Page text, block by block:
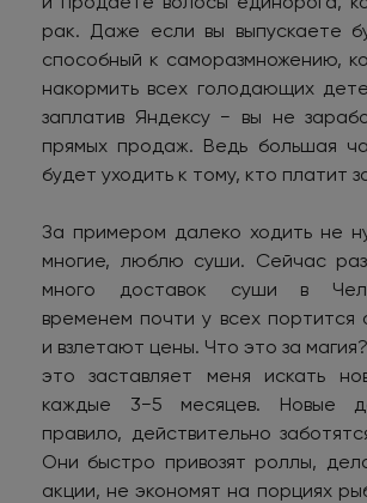
рак. Даже если вы выпускаете
способный к саморазмножению,
накормить всех голодающих
заплатив Яндексу − вы не
прямых продаж. Ведь большая
будет уходить к тому, кто платит
За примером далеко ходить не
многие, люблю суши. Сейчас
много доставок суши в
временем почти у всех портится
и взлетают цены. Что это за
это заставляет меня искать
каждые 3−5 месяцев. Новые
правило, действительно
Они быстро привозят роллы,
акции, не экономят на порциях